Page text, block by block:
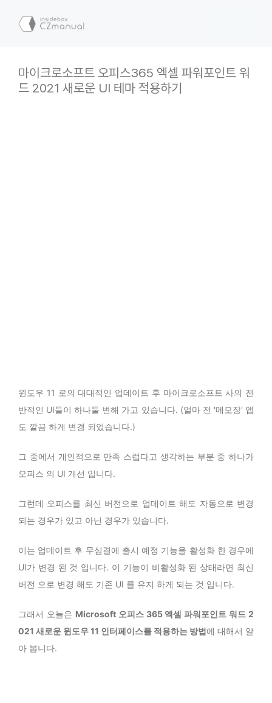
마이크로소프트 오피스365 엑셀 파워포인트 워
드 2021 새로운 UI 테마 적용하기
윈도우 11 로의 대대적인 업데이트 후 마이크로소프트 사의 전
반적인 UI들이 하나둘 변해 가고 있습니다. (얼마 전 '메모장' 앱
도 깔끔 하게 변경 되었습니다.)
그 중에서 개인적으로 만족 스럽다고 생각하는 부분 중 하나가
오피스 의 UI 개선 입니다.
그런데 오피스를 최신 버전으로 업데이트 해도 자동으로 변경
되는 경우가 있고 아닌 경우가 있습니다.
이는 업데이트 후 무심결에 출시 예정 기능을 활성화 한 경우에
UI가 변경 된 것 입니다. 이 기능이 비활성화 된 상태라면 최신
버전 으로 변경 해도 기존 UI 를 유지 하게 되는 것 입니다.
그래서 오늘은 Microsoft 오피스 365 엑셀 파워포인트 워드 2
021 새로운 윈도우 11 인터페이스를 적용하는 방법에 대해서 알
아 봅니다.